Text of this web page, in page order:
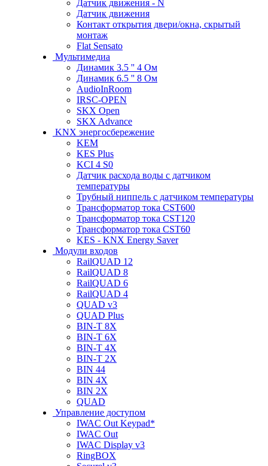
Датчик движения - N
Датчик движения
Контакт открытия двери/окна, скрытый
монтаж
Flat Sensato
Мультимедиа
Динамик 3.5 '' 4 Ом
Динамик 6.5 '' 8 Ом
AudioInRoom
IRSC-OPEN
SKX Open
SKX Advance
KNX энергосбережение
KEM
KES Plus
KCI 4 S0
Датчик расхода воды с датчиком
температуры
Трубный ниппель с датчиком температуры
Трансформатор тока CST600
Трансформатор тока CST120
Трансформатор тока CST60
KES - KNX Energy Saver
Модули входов
RailQUAD 12
RailQUAD 8
RailQUAD 6
RailQUAD 4
QUAD v3
QUAD Plus
BIN-T 8X
BIN-T 6X
BIN-T 4X
BIN-T 2X
BIN 44
BIN 4X
BIN 2X
QUAD
Управление доступом
IWAC Out Keypad*
IWAC Out
IWAC Display v3
RingBOX